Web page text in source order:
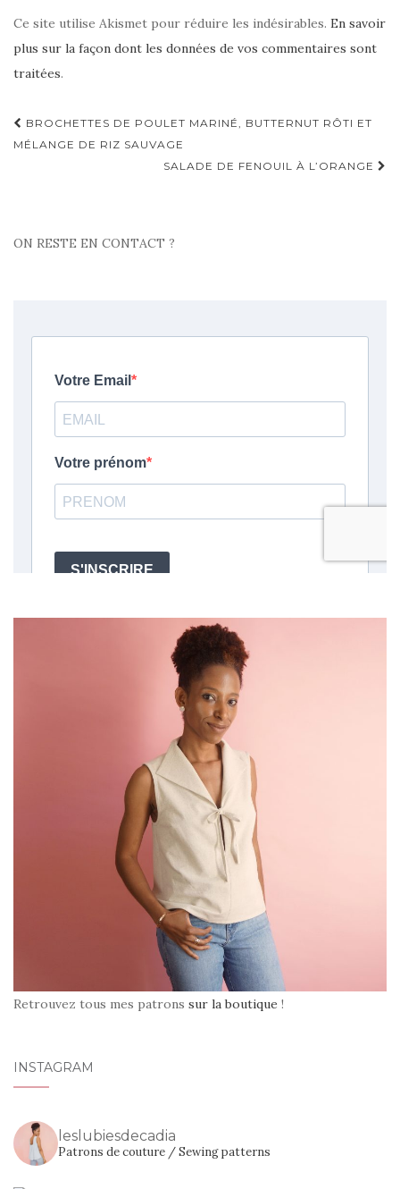
Ce site utilise Akismet pour réduire les indésirables. En savoir
plus sur la façon dont les données de vos commentaires sont
traitées.
Navigation
d'article
BROCHETTES DE POULET MARINÉ, BUTTERNUT RÔTI ET
MÉLANGE DE RIZ SAUVAGE
SALADE DE FENOUIL À L’ORANGE
ON RESTE EN CONTACT ?
Retrouvez tous mes patrons sur la boutique !
INSTAGRAM
leslubiesdecadia
Patrons de couture / Sewing patterns